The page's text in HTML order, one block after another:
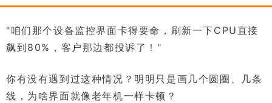
"咱们那个设备监控界面卡得要命，刷新一下CPU直接
飙到80%，客户那边都投诉了！"
你有没有遇到过这种情况？明明只是画几个圆圈、几条
线，为啥界面就像老年机一样卡顿？